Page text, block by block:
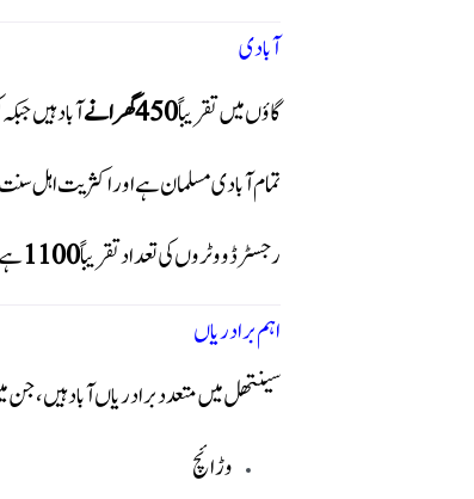
آبادی
گاؤں میں تقریباً450 گھرانے آباد ہیں
تمام آبادی مسلمان ہے اور اکثریت اہل
رجسٹرڈ ووٹروں کی تعداد تقریباً1100ہے
اہم برادریاں
سینتھل میں متعدد برادریاں آباد ہیں،
وڑائچ